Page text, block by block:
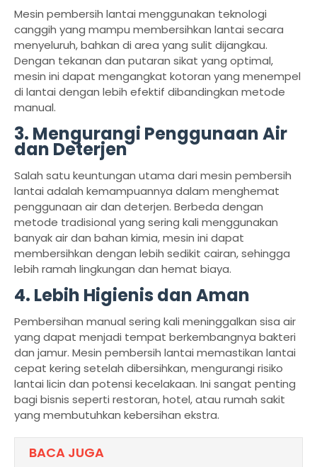
Mesin pembersih lantai menggunakan teknologi
canggih yang mampu membersihkan lantai secara
menyeluruh, bahkan di area yang sulit dijangkau.
Dengan tekanan dan putaran sikat yang optimal,
mesin ini dapat mengangkat kotoran yang menempel
di lantai dengan lebih efektif dibandingkan metode
manual.
3. Mengurangi Penggunaan Air
dan Deterjen
Salah satu keuntungan utama dari mesin pembersih
lantai adalah kemampuannya dalam menghemat
penggunaan air dan deterjen. Berbeda dengan
metode tradisional yang sering kali menggunakan
banyak air dan bahan kimia, mesin ini dapat
membersihkan dengan lebih sedikit cairan, sehingga
lebih ramah lingkungan dan hemat biaya.
4. Lebih Higienis dan Aman
Pembersihan manual sering kali meninggalkan sisa air
yang dapat menjadi tempat berkembangnya bakteri
dan jamur. Mesin pembersih lantai memastikan lantai
cepat kering setelah dibersihkan, mengurangi risiko
lantai licin dan potensi kecelakaan. Ini sangat penting
bagi bisnis seperti restoran, hotel, atau rumah sakit
yang membutuhkan kebersihan ekstra.
BACA JUGA